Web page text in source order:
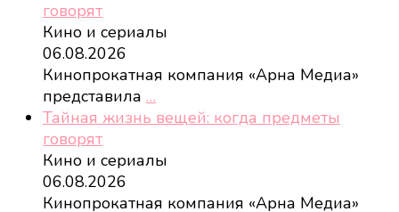
говорят
Кино и сериалы
06.08.2026
Кинопрокатная компания «Арна Медиа»
представила …
Тайная жизнь вещей: когда предметы
говорят
Кино и сериалы
06.08.2026
Кинопрокатная компания «Арна Медиа»